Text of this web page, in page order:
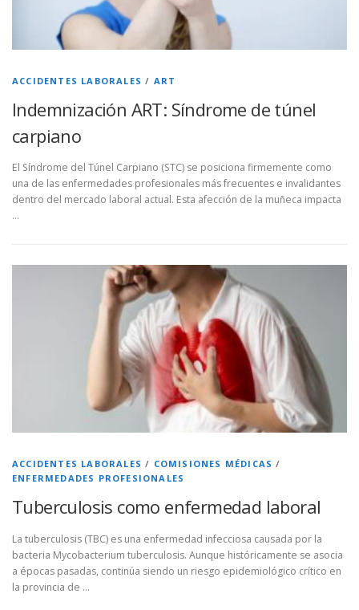
ACCIDENTES LABORALES / ART
Indemnización ART: Síndrome de túnel
carpiano
El Síndrome del Túnel Carpiano (STC) se posiciona firmemente como
una de las enfermedades profesionales más frecuentes e invalidantes
dentro del mercado laboral actual. Esta afección de la muñeca impacta
…
ACCIDENTES LABORALES / COMISIONES MÉDICAS /
ENFERMEDADES PROFESIONALES
Tuberculosis como enfermedad laboral
La tuberculosis (TBC) es una enfermedad infecciosa causada por la
bacteria Mycobacterium tuberculosis. Aunque históricamente se asocia
a épocas pasadas, continúa siendo un riesgo epidemiológico crítico en
la provincia de …